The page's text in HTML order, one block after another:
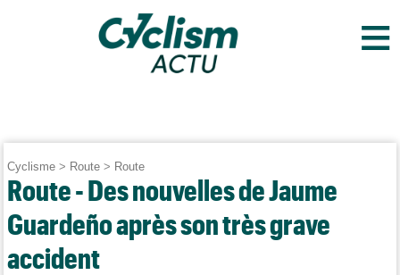
≡
Cyclisme > Route > Route
Route - Des nouvelles de Jaume
Guardeño après son très grave
accident